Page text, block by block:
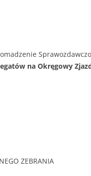
Sprawozdawczo
na Okręgowy
ZEBRANIA